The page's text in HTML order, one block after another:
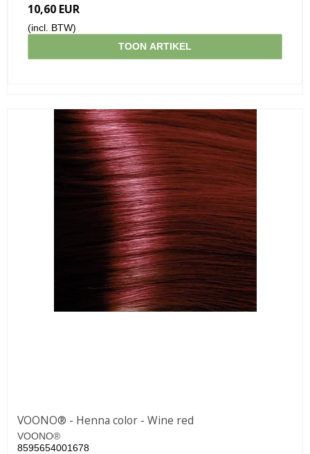
10,60 EUR
(incl. BTW)
TOON ARTIKEL
VOONO® - Henna color - Wine red
VOONO®
8595654001678